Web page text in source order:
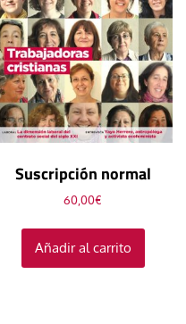
Suscripción normal
60,00€
Añadir al carrito